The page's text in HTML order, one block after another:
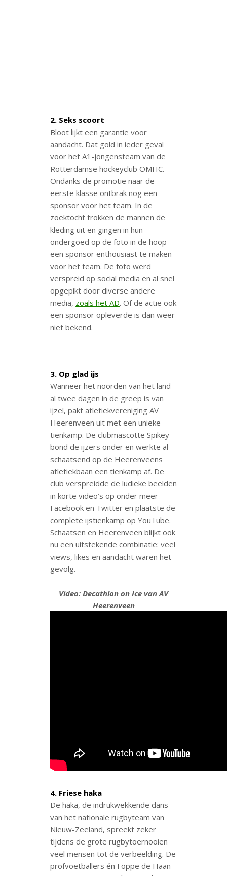
2. Seks scoort
Bloot lijkt een garantie voor
aandacht. Dat gold in ieder geval
voor het A1-jongensteam van de
Rotterdamse hockeyclub OMHC.
Ondanks de promotie naar de
eerste klasse ontbrak nog een
sponsor voor het team. In de
zoektocht trokken de mannen de
kleding uit en gingen in hun
ondergoed op de foto in de hoop
een sponsor enthousiast te maken
voor het team. De foto werd
verspreid op social media en al snel
opgepikt door diverse andere
media, zoals het AD. Of de actie ook
een sponsor opleverde is dan weer
niet bekend.
3. Op glad ijs
Wanneer het noorden van het land
al twee dagen in de greep is van
ijzel, pakt atletiekvereniging AV
Heerenveen uit met een unieke
tienkamp. De clubmascotte Spikey
bond de ijzers onder en werkte al
schaatsend op de Heerenveens
atletiekbaan een tienkamp af. De
club verspreidde de ludieke beelden
in korte video’s op onder meer
Facebook en Twitter en plaatste de
complete ijstienkamp op YouTube.
Schaatsen en Heerenveen blijkt ook
nu een uitstekende combinatie: veel
views, likes en aandacht waren het
gevolg.
Video: Decathlon on Ice van AV
Heerenveen
4. Friese haka
De haka, de indrukwekkende dans
van het nationale rugbyteam van
Nieuw-Zeeland, spreekt zeker
tijdens de grote rugbytoernooien
veel mensen tot de verbeelding. De
profvoetballers én Foppe de Haan